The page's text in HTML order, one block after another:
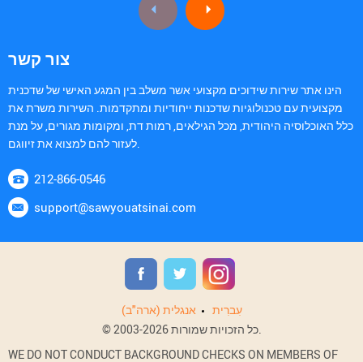
צור קשר
הינו אתר שירות שידוכים מקצועי אשר משלב בין המגע האישי של שדכנית
מקצועית עם טכנולוגיות שדכנות ייחודיות ומתקדמות. השירות משרת את
כלל האוכלוסיה היהודית, מכל הגילאים, רמות דת, ומקומות מגורים, על מנת
לעזור להם למצוא את זיווגם.
212-866-0546
support@sawyouatsinai.com
אנגלית (ארה"ב)
עִברִית
© 2003-2026 כל הזכויות שמורות.
WE DO NOT CONDUCT BACKGROUND CHECKS ON MEMBERS OF